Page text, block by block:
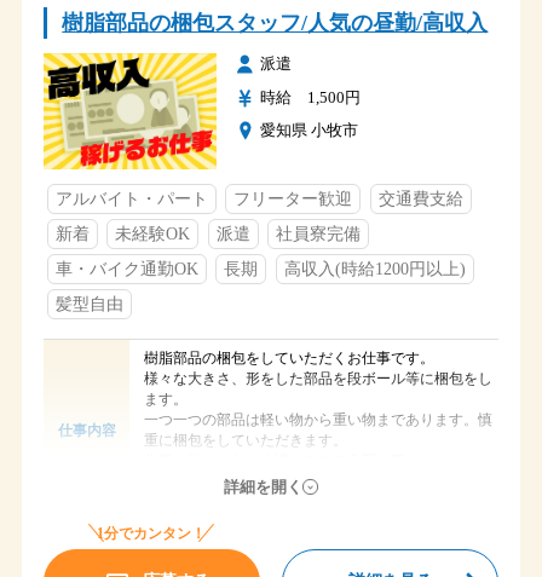
時間
①８：３０～１７：３０
②２０：３０～５：３０
残業１～２ｈ/日あり
休日
土・日
長期休暇（GW・夏季休暇・年末年始）
福利厚生
・社会保険加入
・交通費支給（会社規定）
・駐車場完備
・制服貸与
・食堂あり（食事は持参）
・社員寮完備（１R）
樹脂部品の梱包スタッフ/人気の昼勤/高収入
派遣
時給 1,500円
愛知県 小牧市
アルバイト・パート フリーター歓迎
交通費支給
新着
未経験OK 派遣
社員寮完備
車・バイク通勤OK
長期
高収入(時給1200円以上)
髪型自由
仕事内容
樹脂部品の梱包をしていただくお仕事です。
様々な大きさ、形をした部品を段ボール等に梱包をし
ます。
一つ一つの部品は軽い物から重い物まであります。慎
重に梱包をしていただきます。
分からないことは先輩が丁寧に教えてくれますので安
給与 時給 1,500円
詳細を開く
1分でカンタン！